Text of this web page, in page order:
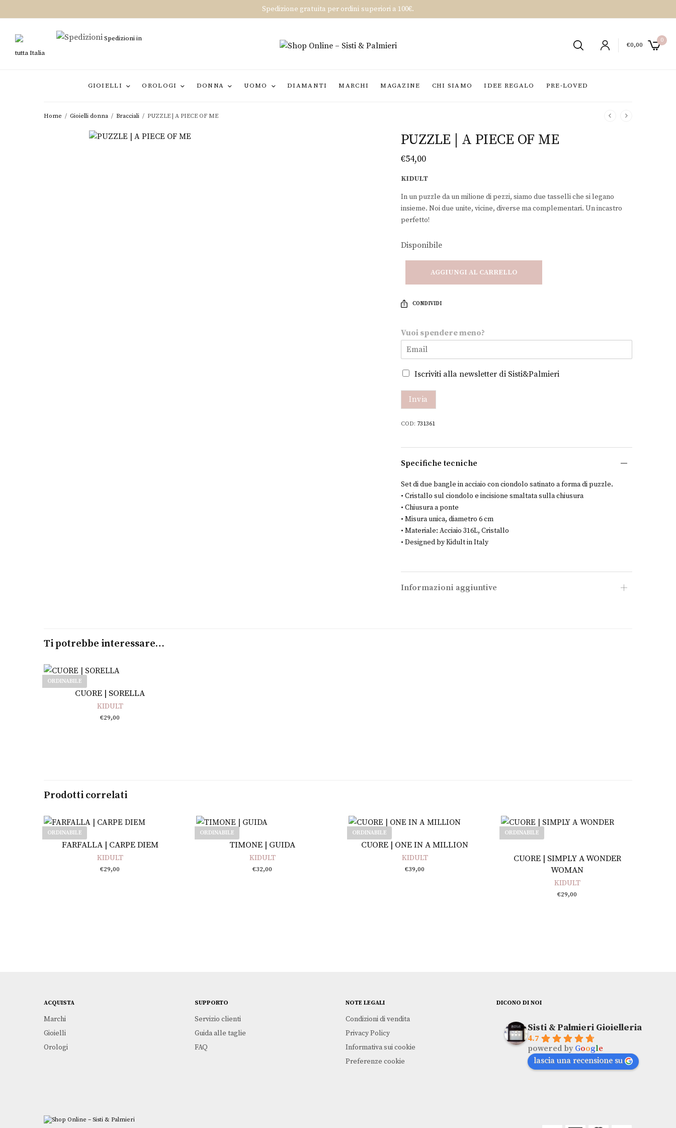
Spedizione gratuita per ordini superiori a 100€.
Spedizioni in
tutta Italia
€0,00
0
GIOIELLI OROLOGI DONNA UOMO DIAMANTI MARCHI MAGAZINE CHI SIAMO IDEE REGALO PRE-LOVED
Home / Gioielli donna / Bracciali / PUZZLE | A PIECE OF ME
PUZZLE | A PIECE OF ME
€54,00
KIDULT
In un puzzle da un milione di pezzi, siamo due tasselli che si legano
insieme. Noi due unite, vicine, diverse ma complementari. Un incastro
perfetto!
Disponibile
AGGIUNGI AL CARRELLO
CONDIVIDI
s
p
n
d
e
r
V
o
m
e
n
o
?
Vuoi spendere meno?
Iscriviti alla newsletter di Sisti&Palmieri
Invia
COD: 731361
Specifiche tecniche
Set di due bangle in acciaio con ciondolo satinato a forma di puzzle.
• Cristallo sul ciondolo e incisione smaltata sulla chiusura
• Chiusura a ponte
• Misura unica, diametro 6 cm
• Materiale: Acciaio 316L, Cristallo
• Designed by Kidult in Italy
Informazioni aggiuntive
Ti potrebbe interessare…
ORDINABILE
Leggi tutto
CUORE | SORELLA
KIDULT
€29,00
Prodotti correlati
ORDINABILE
Leggi tutto
FARFALLA | CARPE DIEM
KIDULT
€29,00
ORDINABILE
Leggi tutto
TIMONE | GUIDA
KIDULT
€32,00
ORDINABILE
CUORE | ONE IN A MILLION
KIDULT
€39,00
ORDINABILE
CUORE | SIMPLY A WONDER
WOMAN
KIDULT
€29,00
ACQUISTA
Marchi
Gioielli
Orologi
SUPPORTO
Servizio clienti
Guida alle taglie
FAQ
NOTE LEGALI
Condizioni di vendita
Privacy Policy
Informativa sui cookie
Preferenze cookie
DICONO DI NOI
Sisti & Palmieri Gioielleria
4.7
powered by Google
lascia una recensione su